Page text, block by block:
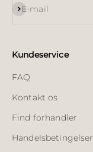
E-mail
Abonnér
Kundeservice
FAQ
Kontakt os
Find forhandler
Handelsbetingelser